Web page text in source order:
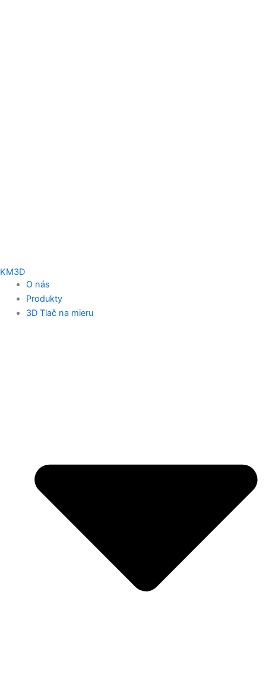
KM3D
O nás
Produkty
3D Tlač na mieru